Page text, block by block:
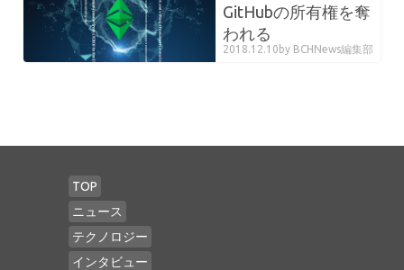
GitHubの所有権を奪
われる
2018.12.10 by BCHNews編集部
TOP
ニュース
テクノロジー
インタビュー